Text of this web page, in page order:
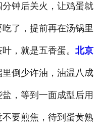
钟后关火，让鸡蛋就
了，提前再在汤锅里
，就是五香蛋。 北京
倒少许油，油温八成
，等到一面成型后用
要煎焦，待到蛋黄熟